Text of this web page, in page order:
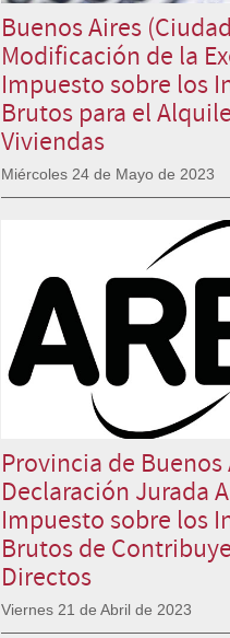
Buenos Aires
Modificación de la
Impuesto sobre los
Brutos para el
Viviendas
Miércoles 24 de Mayo de 2023
Provincia de Buenos
Declaración Jurada
Impuesto sobre los
Brutos de
Directos
Viernes 21 de Abril de 2023